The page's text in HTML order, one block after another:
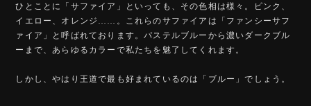
ひとことに「サファイア」といっても、その色相は様々。ピンク、
イエロー、オレンジ……。これらのサファイアは「ファンシーサフ
ァイア」と呼ばれております。パステルブルーから濃いダークブル
ーまで、あらゆるカラーで私たちを魅了してくれます。
しかし、やはり王道で最も好まれているのは「ブルー」でしょう。